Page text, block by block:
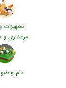
تجهیزات و
مرغداری و
دام و